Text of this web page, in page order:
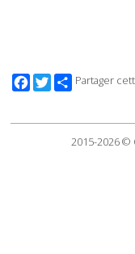
Facebook
TwitterPartager
2015-2026